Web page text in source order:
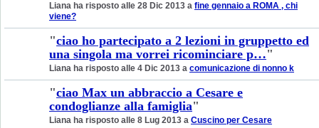
Liana ha risposto alle 28 Dic 2013 a fine gennaio a ROMA , chi
viene?
"ciao ho partecipato a 2 lezioni in gruppetto ed
una singola ma vorrei ricominciare p…"
Liana ha risposto alle 4 Dic 2013 a comunicazione di nonno k
"ciao Max un abbraccio a Cesare e
condoglianze alla famiglia"
Liana ha risposto alle 8 Lug 2013 a Cuscino per Cesare